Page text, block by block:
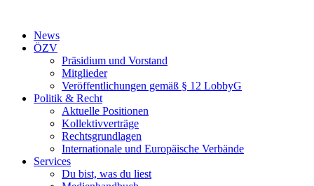
wechselnNews
ÖZV
Präsidium und Vorstand
Mitglieder
Veröffentlichungen gemäß § 12 LobbyG
Politik & Recht
Aktuelle Positionen
Kollektivverträge
Rechtsgrundlagen
Internationale und Europäische Verbände
Services
Du bist, was du liest